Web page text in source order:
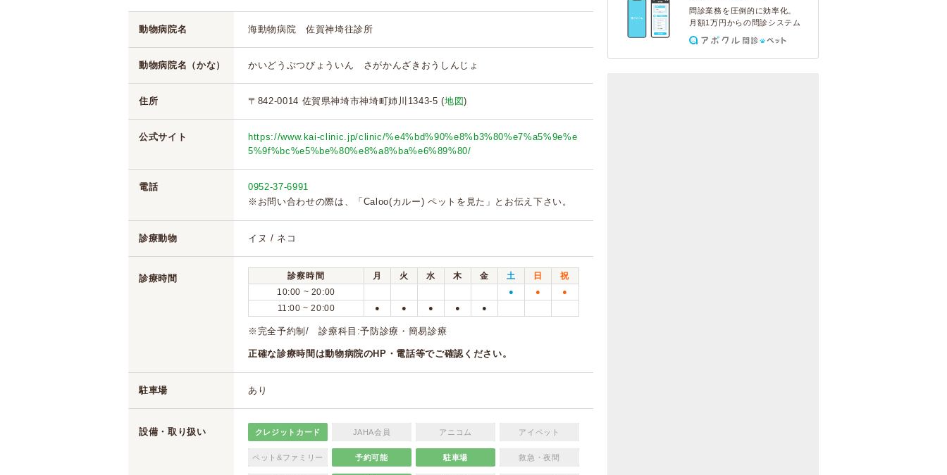
動物病院名 海動物病院 佐賀神埼往診所
動物病院名（かな） かいどうぶつびょういん さがかんざきおうしんじょ
住所 〒842-0014 佐賀県神埼市神埼町姉川1343-5 (地図)
公式サイト
https://www.kai-clinic.jp/clinic/%e4%bd%90%e8%b3%80%e7%a5%9e%e
5%9f%bc%e5%be%80%e8%a8%ba%e6%89%80/
電話
0952-37-6991
※お問い合わせの際は、「Caloo(カルー) ペットを見た」とお伝え下さい。
診療動物 イヌ / ネコ
診療時間 診察時間 月 火 水 木 金 土 日
祝
10:00 ~ 20:00
● ● ●
11:00 ~ 20:00 ● ● ● ● ●
※完全予約制/ 診療科目:予防診療・簡易診療
正確な診療時間は動物病院のHP・電話等でご確認ください。
駐車場 あり
設備・取り扱い クレジットカード JAHA会員 アニコム アイペット
ペット&ファミリー 予約可能 駐車場 救急・夜間
問診業務を圧倒的に効率化。
月額1万円からの問診システム